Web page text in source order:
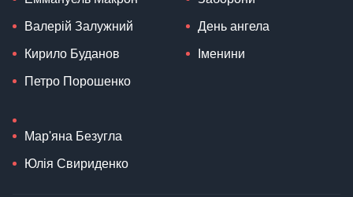
Валерій Залужний
Кирило Буданов
Петро Порошенко
Мар'яна Безугла
Юлія Свириденко
День ангела
Іменини